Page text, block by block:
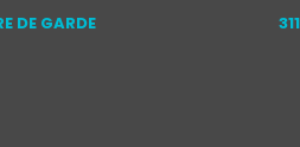
DE GARDE